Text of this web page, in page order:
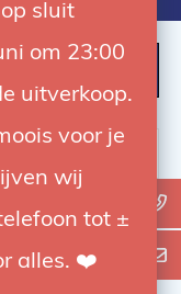
sluit
om 23:00
uitverkoop.
voor je
wij
tot ±
alles. ❤️